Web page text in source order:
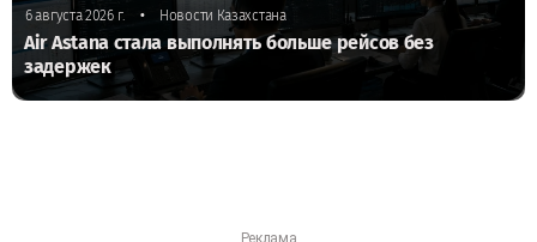
6 августа 2026 г. • Новости Казахстана
Air Astana стала выполнять больше рейсов без
задержек